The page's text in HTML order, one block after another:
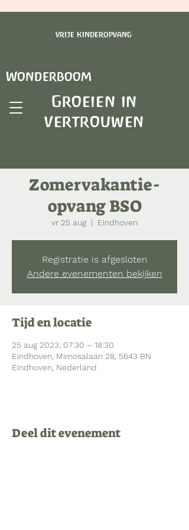
vrije kinderopvang
Wonderboom
Groeien in
vertrouwen
Zomervakantie-
opvang BSO
vr 25 aug
  |
Eindhoven
Registratie is afgesloten
Andere evenementen bekijken
Tijd en locatie
25 aug 2023, 07:30 – 18:30
Eindhoven, Mimosalaan 28, 5643 BN
Eindhoven, Nederland
Deel dit evenement